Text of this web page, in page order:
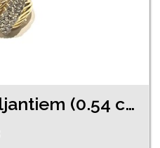
Gredzens ar briljantiem (0.54 ct) 1160-1151